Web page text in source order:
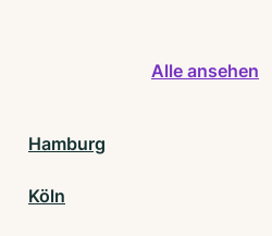
Alle ansehen
Hamburg
Köln